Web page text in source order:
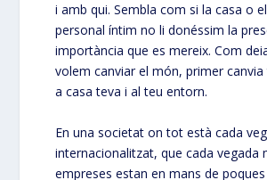
i amb qui. Sembla com si la casa o
personal íntim no li donéssim la
importància que es mereix. Com
volem canviar el món, primer
a casa teva i al teu entorn.
En una societat on tot està cada
internacionalitzat, que cada vegada
empreses estan en mans de